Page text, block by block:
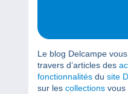
Le blog Delcampe
travers d’articles des
fonctionnalités du site
sur les collections vous